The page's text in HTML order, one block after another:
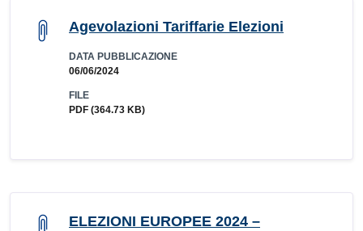
Agevolazioni Tariffarie Elezioni
DATA PUBBLICAZIONE
06/06/2024
FILE
PDF (364.73 KB)
ELEZIONI EUROPEE 2024 –